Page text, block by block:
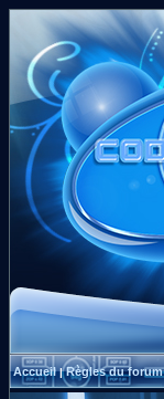
Accueil|Règles du forum